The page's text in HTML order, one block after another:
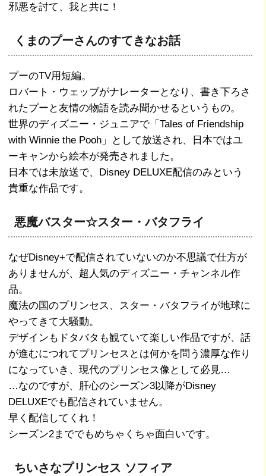
邪悪を討て、我と共に！
くまのプーさんのすてきなお話
プーのTV用短編。
ロバート・ウェッブがナレーターとなり、書き下ろさ
れたプーと友情の物語を読み聞かせるというもの。
世界のディズニー・ジュニアで「Tales of Friendship
with Winnie the Pooh」として放送され、日本ではユ
ーキャンから絵本が発売されました。
日本では未放送で、Disney DELUXE配信のみという
貴重な作品です。
悪魔バスター☆スター・バタフライ
なぜDisney+で配信されていないのか不思議で仕方が
ありませんが、超人気のディズニー・チャンネル作
品。
魔法の国のプリンセス、スター・バタフライが地球に
やってきて大騒動。
デザインもドタバタも観ていて楽しい作品ですが、話
が進むにつれてプリンセスとは何かを問う濃厚な作り
になっていき、現代のプリンセス像として必見…
…なのですが、肝心のシーズン3以降がDisney
DELUXEでも配信されていません。
早く配信してくれ！
シーズン2まででもめちゃくちゃ面白いです。
ちいさなプリンセス ソフィア